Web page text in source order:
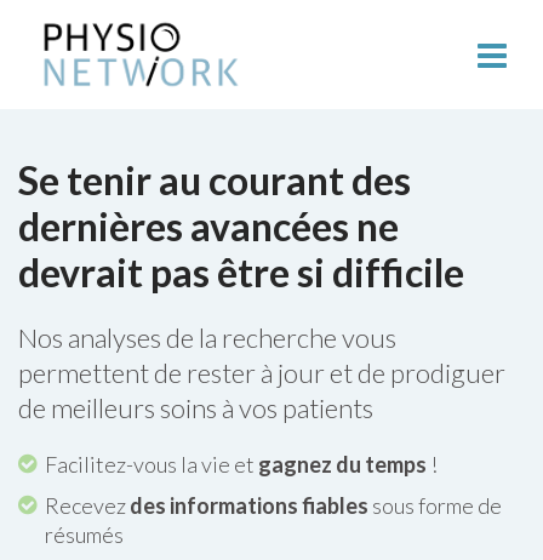
Se tenir au courant des
dernières avancées ne
devrait pas être si difficile
Nos analyses de la recherche vous
permettent de rester à jour et de prodiguer
de meilleurs soins à vos patients
Facilitez-vous la vie et gagnez du temps !
Recevezdes informations fiables sous forme de
résumés